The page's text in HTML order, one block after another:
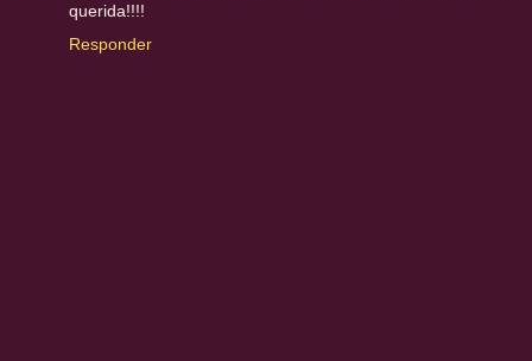
querida!!!!
Responder